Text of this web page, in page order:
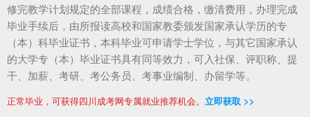
修完教学计划规定的全部课程，成绩合格，缴清费用，办理完成
毕业手续后，由所报读高校和国家教委颁发国家承认学历的专
（本）科毕业证书，本科毕业可申请学士学位，与其它国家承认
的大学专（本）毕业证书具有同等效力，可入社保、评职称、提
干、加薪、考研、考公务员、考事业编制、办留学等。
正常毕业，可获得四川成考网专属就业推荐机会。 立即获取 >>